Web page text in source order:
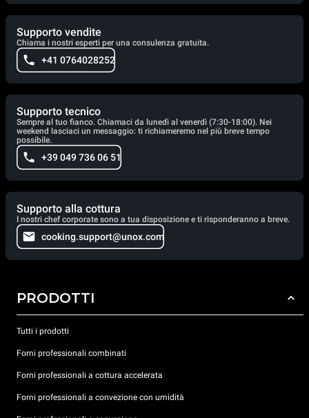
Supporto vendite
Chiama i nostri esperti per una consulenza gratuita.
+41 0764028252
Supporto tecnico
Sempre al tuo fianco. Chiamaci da lunedì al venerdì (7:30-18:00). Nei
weekend lasciaci un messaggio: ti richiameremo nel più breve tempo
possibile.
+39 049 736 06 51
Supporto alla cottura
I nostri chef corporate sono a tua disposizione e ti risponderanno a breve.
cooking.support@unox.com
PRODOTTI
Tutti i prodotti
Forni professionali combinati
Forni professionali a cottura accelerata
Forni professionali a convezione con umidità